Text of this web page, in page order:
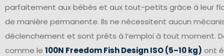
parfaitement aux bébés et aux tout-petits grâce à leur
de manière permanente. Ils ne nécessitent aucun
déclenchement et sont prêts à l’emploi à tout moment.
comme le 100N Freedom Fish Design ISO (5–10 kg) ont